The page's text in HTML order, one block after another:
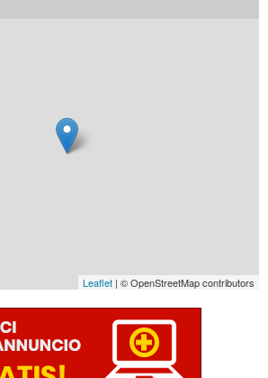
Leaflet | © OpenStreetMap contributors